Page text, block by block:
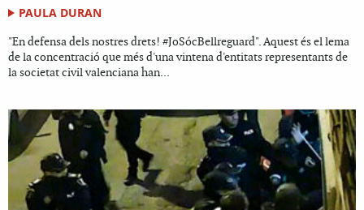
PAULA DURAN
"En defensa dels nostres drets! #JoSócBellreguard". Aquest és el lema
de la concentració que més d'una vintena d'entitats representants de
la societat civil valenciana han...